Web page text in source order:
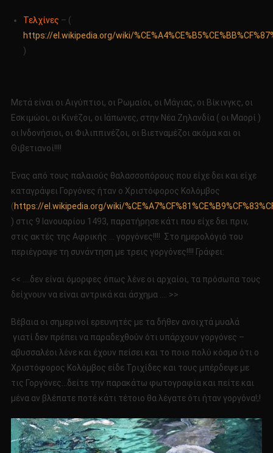
Τελχίνες – (
https://el.wikipedia.org/wiki/
)
Μετά είναι οι Αιγύπτιοι, οι Ρωμαίοι, οι Μάγιας, οι Βίκινγκς, οι
Εσκιμώοι, οι Κινέζοι, οι Ιάπωνες, στην Νέα Ζηλανδία ( οι Μαορί )
οι Ινδονήσιοι, οι Φιλιππινέζοι, οι Βιετναμέζοι ακόμα και οι
Θιβετιανοί!!!!
Ένας από τους παλαιούς θαλασσοπόρους που είχε δει και είχε
καταγράψει Γοργόνες ήταν ο Χριστόφορος Κολόμβος
(https://el.wikipedia.org/wiki/
) στις 9 Ιανουαρίου 1493, παρατήρησε κάτι που είχε δει πριν,
στις ακτές της Αφρικής … γοργόνες!!!! Στο ημερολόγιό του
περιέγραψε τη συνάντηση με τρεις γοργόνες!!!! Γράφει:
<< ….δεν είναι όμορφες όπως λένε οι αρχαίοι, τα πρόσωπα τους
δείχνουν να είναι αντρικά και άσχημα …. >>
Βέβαια οι σημερινοί ερευνητές με τα δήθεν ανοιχτά μυαλά
γιατί δεν πρέπει να παραδεχθούν ότι υπάρχουν γοργόνες –
αβυσσαλέοι λένε και έχουν πείσει και το ποιο πολύ κόσμο ότι ο
Χριστόφορος Κολόμβος είδε Τριχίδες και τους μπέρδεψε με
τις Γοργόνες…δείτε την παρακάτω φωτογραφία και πείτε και
μένα αν βλέπατε ποτέ κάτι τέτοιο θα λέγατε ότι ήταν γοργόνα!;!